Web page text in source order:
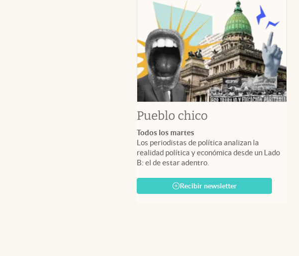
Pueblo chico
Todos los martes
Los periodistas de política analizan la
realidad política y económica desde un Lado
B: el de estar adentro.
Recibir newsletter